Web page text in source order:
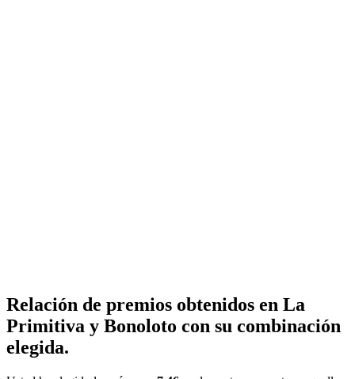
Relación de premios obtenidos en La
Primitiva y Bonoloto con su combinación
elegida.